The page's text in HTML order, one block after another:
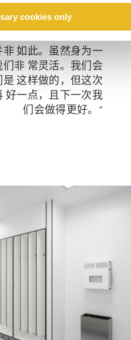
cookies only
念。从 每一个项目
步改 进和创新解决
如此。虽然身为一
非 常灵活。我们会
这样做的，但这次
好一点，且下一次我
们会做得更好。”